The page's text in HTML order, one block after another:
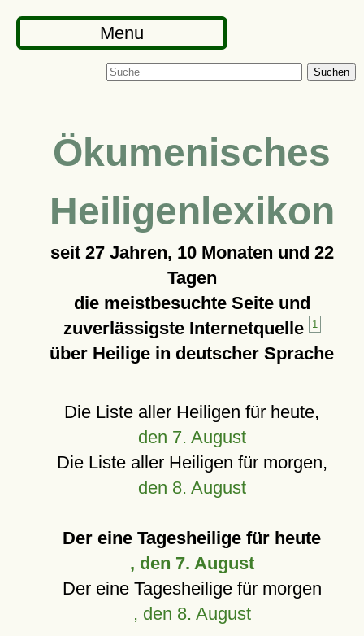
Menu
Suchen
Ökumenisches
Heiligenlexikon
seit 27 Jahren, 10 Monaten und 22
Tagen
die meistbesuchte Seite und
zuverlässigste Internetquelle
1
über Heilige in deutscher Sprache
Die Liste aller Heiligen für heute,
den 7. August
Die Liste aller Heiligen für morgen,
den 8. August
Der eine Tagesheilige für heute
, den 7. August
Der eine Tagesheilige für morgen
, den 8. August